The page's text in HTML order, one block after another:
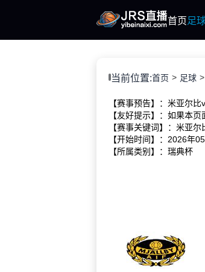
首页足
当前位置:首页 足球
【赛事预告】：米亚尔比
【友好提示】：如果本
【赛事关键词】：米亚
【开始时间】：2026年
【所属类别】：瑞典杯